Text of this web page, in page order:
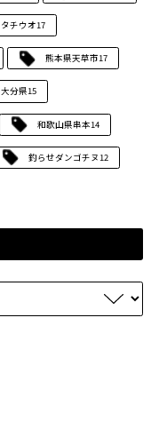
タチウオ17
熊本県天草市17
大分県15
和歌山県串本14
釣らせダンゴチヌ12